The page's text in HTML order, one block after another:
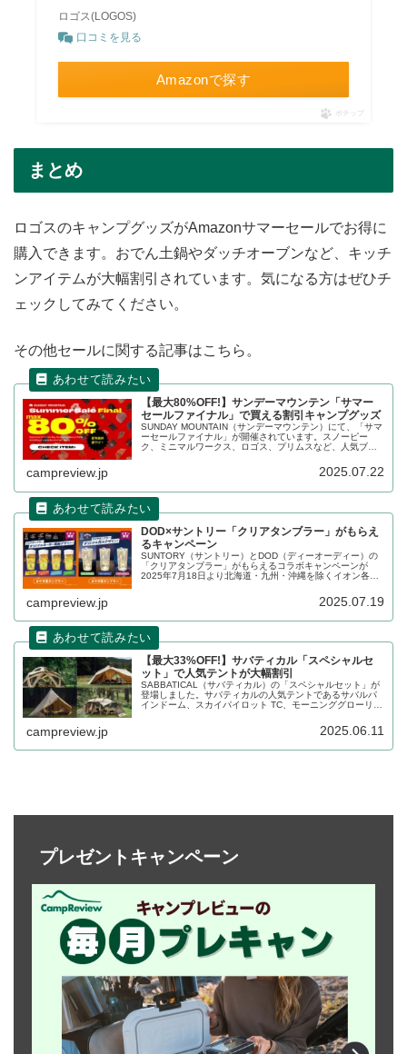
ロゴス(LOGOS)
口コミを見る
Amazonで探す
ポチップ
まとめ
ロゴスのキャンプグッズがAmazonサマーセールでお得に
購入できます。おでん土鍋やダッチオーブンなど、キッチ
ンアイテムが大幅割引されています。気になる方はぜひチ
ェックしてみてください。
その他セールに関する記事はこちら。
【最大80%OFF!】サンデーマウンテン「サマー
セールファイナル」で買える割引キャンプグッズ
SUNDAY MOUNTAIN（サンデーマウンテン）にて、「サマ
ーセールファイナル」が開催されています。スノーピー
ク、ミニマルワークス、ロゴス、プリムスなど、人気ブラ
campreview.jp 2025.07.22
DOD×サントリー「クリアタンブラー」がもらえ
るキャンペーン
SUNTORY（サントリー）とDOD（ディーオーディー）の
「クリアタンブラー」がもらえるコラボキャンペーンが
2025年7月18日より北海道・九州・沖縄を除くイオン各店
campreview.jp 2025.07.19
【最大33%OFF!】サバティカル「スペシャルセ
ット」で人気テントが大幅割引
SABBATICAL（サバティカル）の「スペシャルセット」が
登場しました。サバティカルの人気テントであるサバルパ
インドーム、スカイパイロット TC、モーニンググローリー
割り引かれています。合わせて単体販売製品もセールが行
campreview.jp 2025.06.11
プレゼントキャンペーン